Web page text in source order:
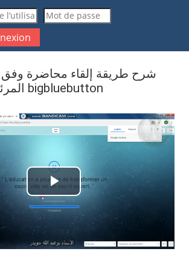
la saisie de recherche
شرح طريقة إلقاء محاضرة وفق
المرئي الآني بميزة bigbluebutton
Lire
la
vidéo